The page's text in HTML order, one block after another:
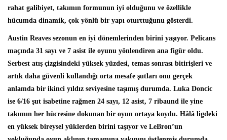
rahat galibiyet, takımın formunun iyi olduğunu ve özellikle
hücumda dinamik, çok yönlü bir yapı oturttuğunu gösterdi.
Austin Reaves sezonun en iyi dönemlerinden birini yaşıyor. Pelicans
maçında 31 sayı ve 7 asist ile oyunu yönlendiren ana figür oldu.
Serbest atış çizgisindeki yüksek yüzdesi, temas sonrası bitirişleri ve
artık daha güvenli kullandığı orta mesafe şutları onu gerçek
anlamda bir ikinci yıldız seviyesine taşımış durumda. Luka Doncic
ise 6/16 şut isabetine rağmen 24 sayı, 12 asist, 7 ribaund ile yine
takımın her hücresine dokunan bir oyun ortaya koydu. Hâlâ ligdeki
en yüksek bireysel yüklerden birini taşıyor ve LeBron’un